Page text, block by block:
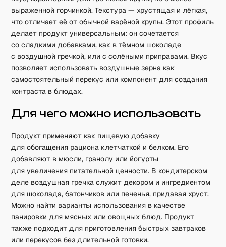
выраженной горчинкой. Текстура — хрустящая и лёгкая,
что отличает её от обычной варёной крупы. Этот профиль
делает продукт универсальным: он сочетается
со сладкими добавками, как в тёмном шоколаде
с воздушной гречкой, или с солёными приправами. Вкус
позволяет использовать воздушные зерна как
самостоятельный перекус или компонент для создания
контраста в блюдах.
Для чего можно использовать
Продукт применяют как пищевую добавку
для обогащения рациона клетчаткой и белком. Его
добавляют в мюсли, гранолу или йогурты
для увеличения питательной ценности. В кондитерском
деле воздушная гречка служит декором и ингредиентом
для шоколада, батончиков или печенья, придавая хруст.
Можно найти варианты использования в качестве
панировки для мясных или овощных блюд. Продукт
также подходит для приготовления быстрых завтраков
или перекусов без длительной готовки.